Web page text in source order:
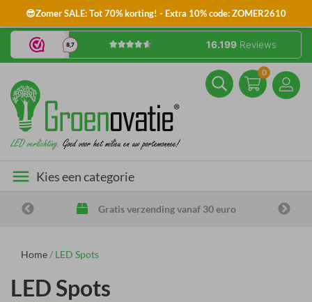
😎Zomer SALE: Tot 70% korting! - Extra 10% code: ZOMER2610
0
menu Kies een categorie
60 dagen bedenktijd
Home/ LED Spots
LED Spots